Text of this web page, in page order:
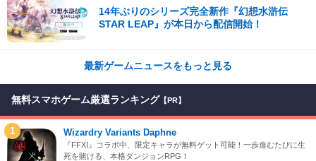
14年ぶりのシリーズ完全新作『幻想水滸伝
STAR LEAP』が本日から配信開始！
最新ゲームニュースをもっと見る
無料スマホゲーム厳選ランキング 【PR】
1 Wizardry Variants Daphne
『FFXI』コラボ中、限定キャラが無料ゲット可能！一歩進むたびに生
死を賭ける、本格ダンジョンRPG！